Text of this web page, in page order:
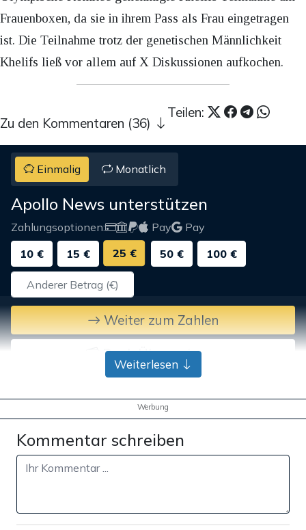
Frauenboxen, da sie in ihrem Pass als Frau eingetragen
ist. Die Teilnahme trotz der genetischen Männlichkeit
Khelifs ließ vor allem auf X Diskussionen aufkochen.
Teilen:
Zu den Kommentaren (36)
Einmalig Monatlich
Apollo News unterstützen
Zahlungsoptionen: Pay
Pay
10 €
15 € 25 € 50 € 100 €
Weiter zum Zahlen
Bank-Überweisung
Weiterlesen
Werbung
Kommentar schreiben